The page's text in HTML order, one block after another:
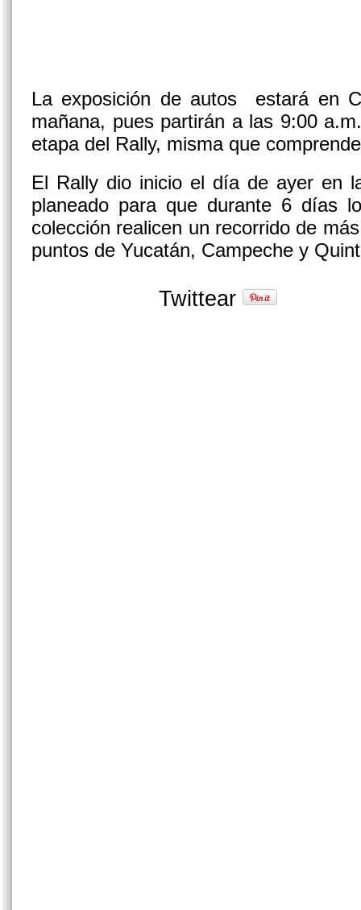
La exposición de autos estará en
mañana, pues partirán a las 9:00
etapa del Rally, misma que
El Rally dio inicio el día de ayer en
planeado para que durante 6 días
colección realicen un recorrido de
puntos de Yucatán, Campeche y
Twittear